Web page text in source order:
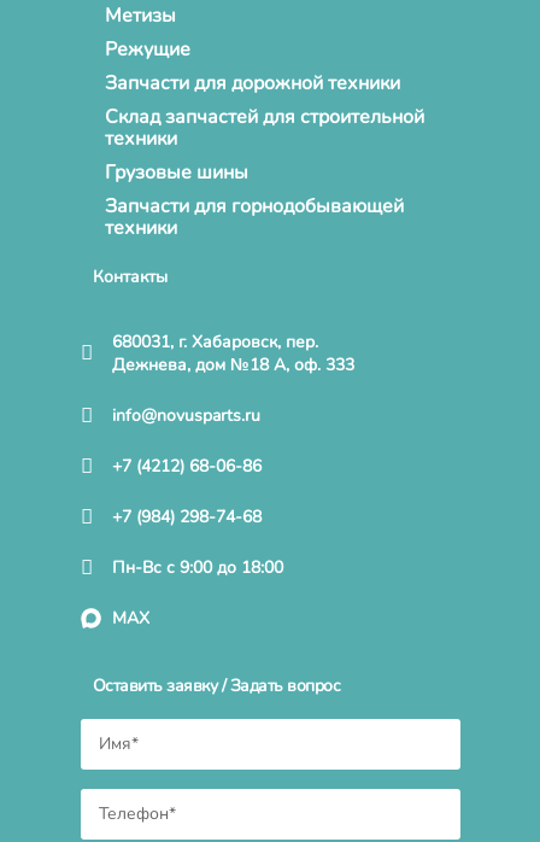
Метизы
Режущие
Запчасти для дорожной техники
Склад запчастей для строительной
техники
Грузовые шины
Запчасти для горнодобывающей
техники
Контакты
680031, г. Хабаровск, пер.
Дежнева, дом №18 А, оф. 333
info@novusparts.ru
+7 (4212) 68-06-86
+7 (984) 298-74-68
Пн-Вс с 9:00 до 18:00
MAX
Оставить заявку / Задать вопрос